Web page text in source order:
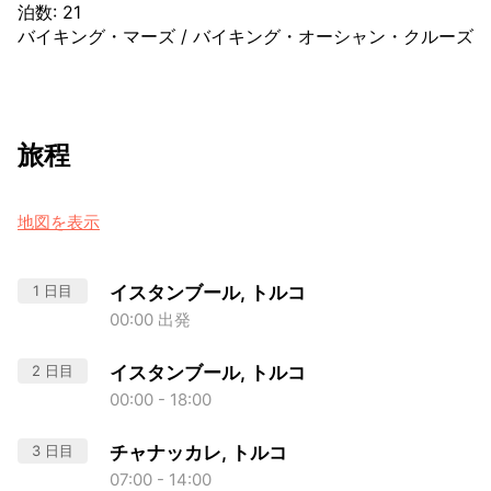
泊数: 21
バイキング・マーズ / バイキング・オーシャン・クルーズ
旅程
地図を表示
1 日目 イスタンブール, トルコ
00:00 出発
2 日目 イスタンブール, トルコ
00:00 - 18:00
3 日目 チャナッカレ, トルコ
07:00 - 14:00